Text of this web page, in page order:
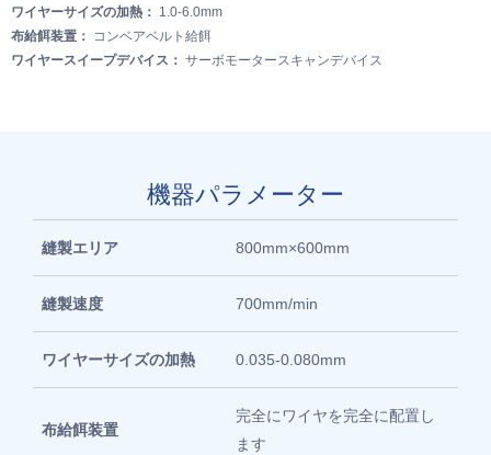
ワイヤーサイズの加熱： 1.0-6.0mm
布給餌装置：
コンベアベルト給餌
ワイヤースイープデバイス： サーボモータースキャンデバイス
機器パラメーター
縫製エリア 800mm×600mm
縫製速度 700mm/min
ワイヤーサイズの加熱 0.035-0.080mm
布給餌装置
完全にワイヤを完全に配置し
ます